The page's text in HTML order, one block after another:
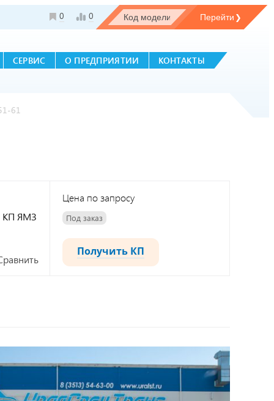
0 0
СЕРВИС О ПРЕДПРИЯТИИ КОНТАКТЫ
61
КП ЯМЗ
Цена по запросу
Под заказ
Получить КП